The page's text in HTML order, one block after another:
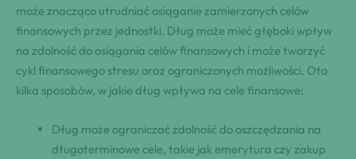
może znacząco utrudniać osiąganie zamierzonych celów
finansowych przez jednostki. Dług może mieć głęboki wpływ
na zdolność do osiągania celów finansowych i może tworzyć
cykl finansowego stresu oraz ograniczonych możliwości. Oto
kilka sposobów, w jakie dług wpływa na cele finansowe:
Dług może ograniczać zdolność do oszczędzania na
długoterminowe cele, takie jak emerytura czy zakup